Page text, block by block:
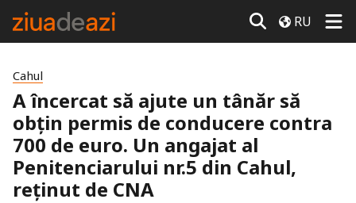
RU
Cahul
A încercat să ajute un tânăr să
obțin permis de conducere contra
700 de euro. Un angajat al
Penitenciarului nr.5 din Cahul,
reținut de CNA